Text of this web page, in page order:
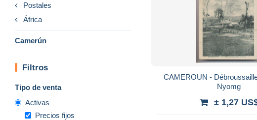
Postales
África
Camerún
Filtros
Tipo de venta
Activas
Precios fijos
CAMEROUN -
Nyomg
± 1,27